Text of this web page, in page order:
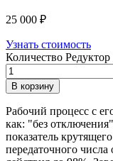
25 000 ₽
Узнать стоимость
Количество
В корзину
Рабочий процесс с
как: "без
показатель
передаточного